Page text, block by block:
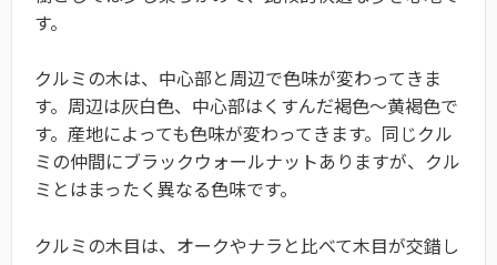
す。
クルミの木は、中心部と周辺で色味が変わってきま
す。周辺は灰白色、中心部はくすんだ褐色～黄褐色で
す。産地によっても色味が変わってきます。同じクル
ミの仲間にブラックウォールナットありますが、クル
ミとはまったく異なる色味です。
クルミの木目は、オークやナラと比べて木目が交錯し